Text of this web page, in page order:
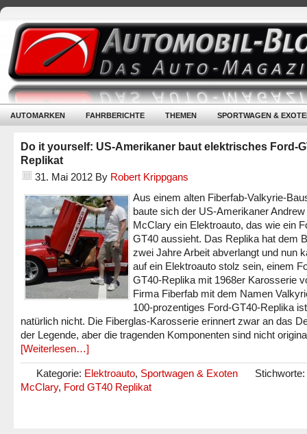
AUTOMARKEN FAHRBERICHTE THEMEN SPORTWAGEN &
Do it yourself: US-Amerikaner baut elektrisches Ford-
Replikat
31. Mai 2012 By Robert Krippgans
Aus einem alten Fiberfab-Valkyrie-
baute sich der US-Amerikaner Andrew
McClary ein Elektroauto, das wie ein
GT40 aussieht. Das Replika hat dem
zwei Jahre Arbeit abverlangt und nun
auf ein Elektroauto stolz sein, einem
GT40-Replika mit 1968er Karosserie
Firma Fiberfab mit dem Namen
100-prozentiges Ford-GT40-Replika
natürlich nicht. Die Fiberglas-Karosserie erinnert zwar an das
der Legende, aber die tragenden Komponenten sind nicht
[Weiterlesen…]
Kategorie: Elektroauto, Sportwagen & Exoten
Stichworte:
McClary, Ford GT40 Replikat